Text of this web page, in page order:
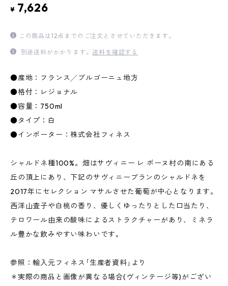
¥ 7,626
この商品は12点までのご注文とさせていただきます。
別途送料がかかります。送料を確認する
●産地：フランス╱ブルゴーニュ地方
●格付：レジョナル
●容量：750ml
●タイプ：白
●インポーター：株式会社フィネス
シャルドネ種100%。畑はサヴィニー レ ボーヌ村の南にある
丘の頂上にあり、下記のサヴィニーブランのシャルドネを
2017年にセレクション マサルさせた葡萄が中心となります。
西洋山査子や白桃の香り、優しくゆったりとした口当たり、
テロワール由来の酸味によるストラクチャーがあり、ミネラ
ル豊かな飲みやすい味わいです。
参照：輸入元フィネス｢生産者資料｣より
＊実際の商品と画像が異なる場合(ヴィンテージ等)がござい